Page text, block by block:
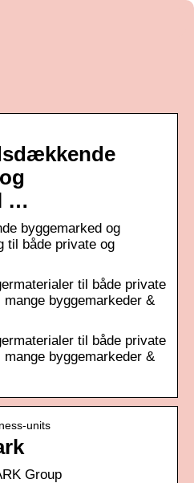
…
byggemarked og
til både private og
til både private
byggemarkeder &
til både private
byggemarkeder &
units
Group